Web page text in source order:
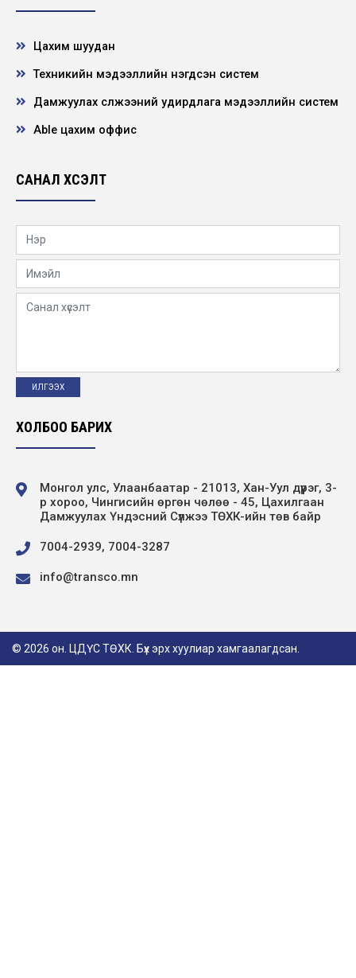
Цахим шуудан
Техникийн мэдээллийн нэгдсэн систем
Дамжуулах сүлжээний удирдлага мэдээллийн систем
Able цахим оффис
САНАЛ ХҮСЭЛТ
ХОЛБОО БАРИХ
Монгол улс, Улаанбаатар - 21013, Хан-Уул дүүрэг, 3-
р хороо, Чингисийн өргөн чөлөө - 45, Цахилгаан
Дамжуулах Үндэсний Сүлжээ ТӨХК-ийн төв байр
7004-2939, 7004-3287
info@transco.mn
© 2026 он. ЦДҮС ТӨХК. Бүх эрх хуулиар хамгаалагдсан.